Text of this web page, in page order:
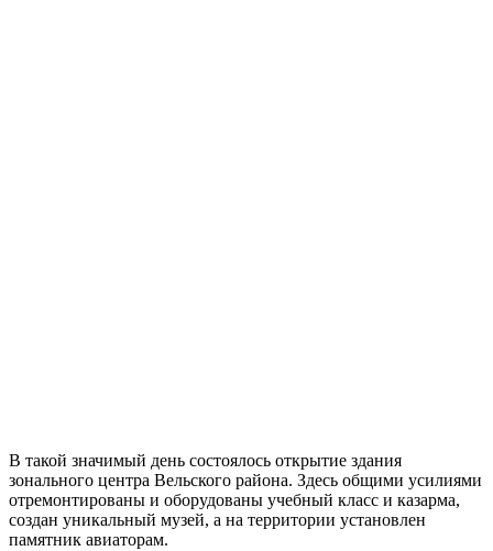
В такой значимый день состоялось открытие здания
зонального центра Вельского района. Здесь общими усилиями
отремонтированы и оборудованы учебный класс и казарма,
создан уникальный музей, а на территории установлен
памятник авиаторам.